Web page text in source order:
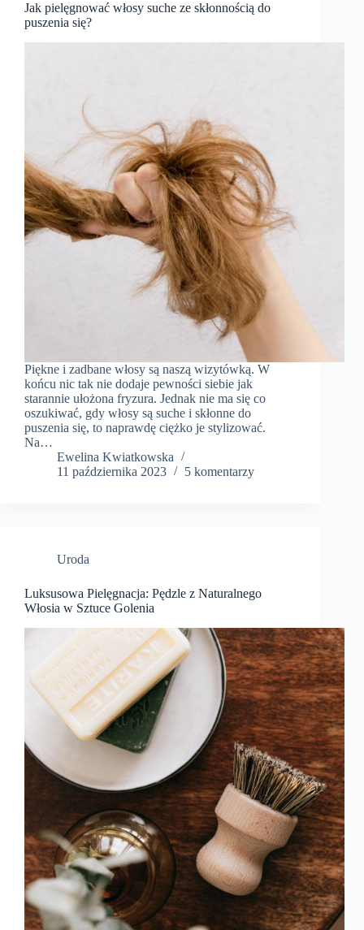
Jak pielęgnować włosy suche ze skłonnością do
puszenia się?
Piękne i zadbane włosy są naszą wizytówką. W
końcu nic tak nie dodaje pewności siebie jak
starannie ułożona fryzura. Jednak nie ma się co
oszukiwać, gdy włosy są suche i skłonne do
puszenia się, to naprawdę ciężko je stylizować.
Na…
Ewelina Kwiatkowska
11 października 2023
5 komentarzy
Uroda
Luksusowa Pielęgnacja: Pędzle z Naturalnego
Włosia w Sztuce Golenia